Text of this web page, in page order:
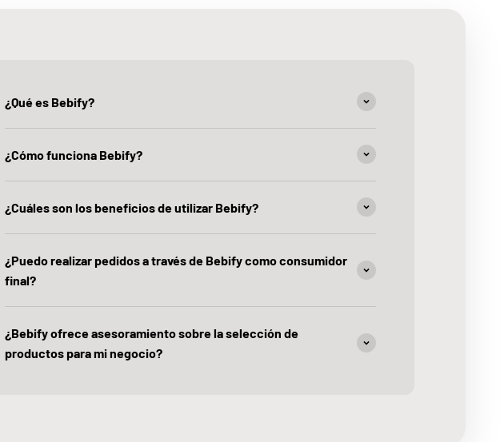
¿Qué es Bebify?
¿Cómo funciona Bebify?
¿Cuáles son los beneficios de utilizar Bebify?
¿Puedo realizar pedidos a través de Bebify como consumidor
final?
¿Bebify ofrece asesoramiento sobre la selección de
productos para mi negocio?